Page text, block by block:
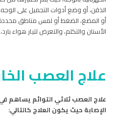
الذقن، أو وضع أدوات التجميل على
أو المضغ، الضغط أو لمس مناطق محددة
الأسنان والتكلم، والتعرض لتيار هواء
علاج العصب
علاج العصب ثلاثي التوائم يساهم
الإصابة حيث يكون العلاج كالتالي: